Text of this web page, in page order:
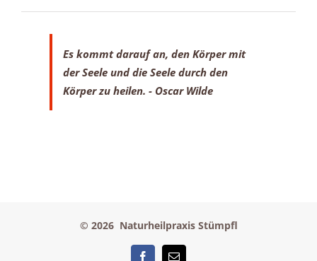
Es kommt darauf an, den Körper mit
der Seele und die Seele durch den
Körper zu heilen. - Oscar Wilde
© 2026 Naturheilpraxis Stümpfl